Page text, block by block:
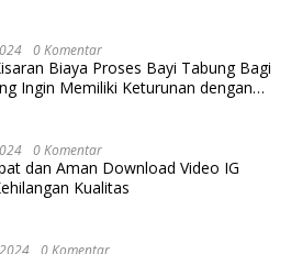
0 Komentar
Biaya Proses Bayi Tabung Bagi
Ingin Memiliki Keturunan dengan
0 Komentar
dan Aman Download Video IG
Kualitas